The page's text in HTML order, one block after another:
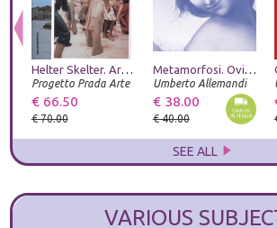
Helter Skelter. Arthur Jafa and Richard Prince
Progetto Prada Arte
€ 66.50
€ 70.00
Metamorfosi. Ovidio e le arti. Catalogo della mostra (Roma, 23 giugno-20 settembre 2026). Ediz. illustrata
Umberto Allemandi
€ 38.00
€ 40.00
SEE ALL
VARIOUS